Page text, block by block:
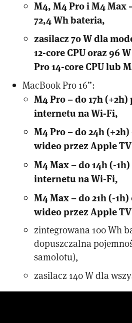
M4, M4 Pro i M4 Max
72,4 Wh bateria,
zasilacz 70 W dla
12-core CPU oraz 96
Pro 14-core CPU lub
MacBook Pro 16”:
M4 Pro – do 17h
internetu na Wi-Fi,
M4 Pro – do 24h
wideo przez Apple
M4 Max – do 14h (-
internetu na Wi-Fi,
M4 Max – do 21h (-
wideo przez Apple
zintegrowana 100 Wh
dopuszczalna
samolotu),
zasilacz 140 W dla